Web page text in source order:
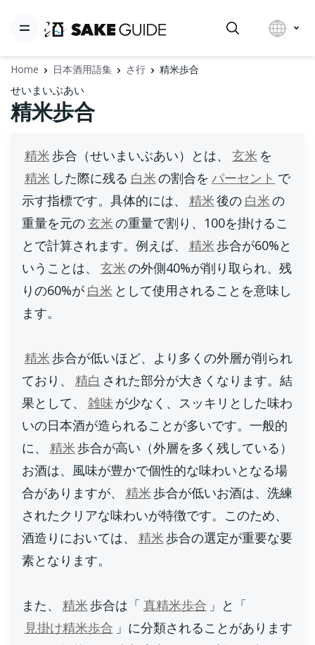
Home 日本酒用語集 さ行 精米歩合
せいまいぶあい
精米歩合
精米歩合（せいまいぶあい）とは、 玄米 を
精米 した際に残る 白米の割合を パーセント で
示す指標です。具体的には、
精米後の 白米の
重量を元の玄米の重量で割り、100を掛けるこ
とで計算されます。例えば、
精米歩合が60%と
いうことは、
玄米の外側40%が削り取られ、残
りの60%が 白米 として使用されることを意味し
ます。
精米歩合が低いほど、より多くの外層が削られ
ており、
精白 された部分が大きくなります。結
果として、
雑味 が少なく、スッキリとした味わ
いの日本酒が造られることが多いです。一般的
に、
精米歩合が高い（外層を多く残している）
お酒は、風味が豊かで個性的な味わいとなる場
合がありますが、
精米歩合が低いお酒は、洗練
されたクリアな味わいが特徴です。このため、
酒造りにおいては、
精米歩合の選定が重要な要
素となります。
また、 精米歩合は「 真精米歩合 」と「
見掛け精米歩合 」に分類されることがあります